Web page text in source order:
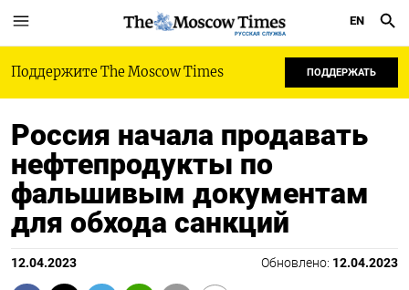
РУССКАЯ СЛУЖБА
EN
Поддержите The Moscow Times ПОДДЕРЖАТЬ
Россия начала продавать
нефтепродукты по
фальшивым документам
для обхода санкций
12.04.2023 Обновлено: 12.04.2023